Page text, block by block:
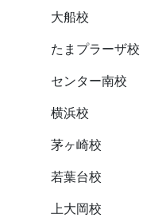
大船校
たまプラーザ校
センター南校
横浜校
茅ヶ崎校
若葉台校
上大岡校